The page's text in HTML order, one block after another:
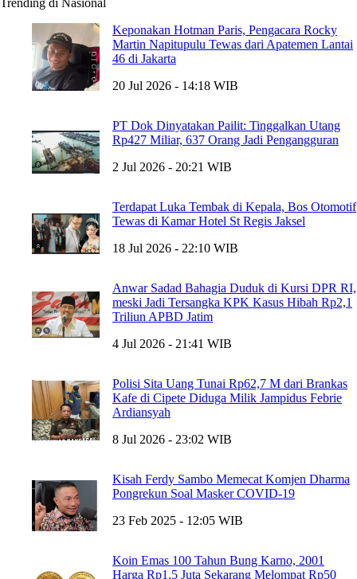
Keponakan Hotman Paris, Pengacara Rocky
Martin Napitupulu Tewas dari Apatemen Lantai
46 di Jakarta
20 Jul 2026 - 14:18 WIB
PT Dok Dinyatakan Pailit: Tinggalkan Utang
Rp427 Miliar, 637 Orang Jadi Pengangguran
2 Jul 2026 - 20:21 WIB
Terdapat Luka Tembak di Kepala, Bos Otomotif
Tewas di Kamar Hotel St Regis Jaksel
18 Jul 2026 - 22:10 WIB
Anwar Sadad Bahagia Duduk di Kursi DPR RI,
meski Jadi Tersangka KPK Kasus Hibah Rp2,1
Triliun APBD Jatim
4 Jul 2026 - 21:41 WIB
Polisi Sita Uang Tunai Rp62,7 M dari Brankas
Kafe di Cipete Diduga Milik Jampidus Febrie
Ardiansyah
8 Jul 2026 - 23:02 WIB
Kisah Ferdy Sambo Memecat Komjen Dharma
Pongrekun Soal Masker COVID-19
23 Feb 2025 - 12:05 WIB
Koin Emas 100 Tahun Bung Karno, 2001
Harga Rp1,5 Juta Sekarang Melompat Rp50